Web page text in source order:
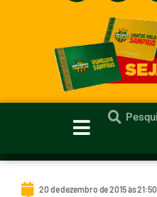
20 de dezembro de 2015 às 21:50